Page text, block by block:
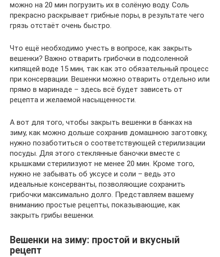
можно на 20 мин погрузить их в солёную воду. Соль
прекрасно раскрывает грибные поры, в результате чего
грязь отстаёт очень быстро.
Что ещё необходимо учесть в вопросе, как закрыть
вешенки? Важно отварить грибочки в подсоленной
кипящей воде 15 мин, так как это обязательный процесс
при консервации. Вешенки можно отварить отдельно или
прямо в маринаде – здесь всё будет зависеть от
рецепта и желаемой насыщенности.
А вот для того, чтобы закрыть вешенки в банках на
зиму, как можно дольше сохранив домашнюю заготовку,
нужно позаботиться о соответствующей стерилизации
посуды. Для этого стеклянные баночки вместе с
крышками стерилизуют не менее 20 мин. Кроме того,
нужно не забывать об уксусе и соли – ведь это
идеальные консерванты, позволяющие сохранить
грибочки максимально долго. Представляем вашему
вниманию простые рецепты, показывающие, как
закрыть грибы вешенки.
Вешенки на зиму: простой и вкусный
рецепт